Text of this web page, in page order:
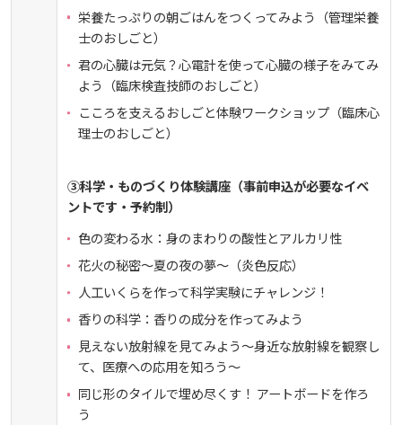
図書館だより『Library News』
お知らせ
栄養たっぷりの朝ごはんをつくってみよう（管理栄養
士のおしごと）
君の心臓は元気？心電計を使って心臓の様子をみてみ
よう（臨床検査技師のおしごと）
こころを支えるおしごと体験ワークショップ（臨床心
理士のおしごと）
③科学・ものづくり体験講座（事前申込が必要なイベ
ントです・予約制）
色の変わる水：身のまわりの酸性とアルカリ性
花火の秘密～夏の夜の夢～（炎色反応）
人工いくらを作って科学実験にチャレンジ！
香りの科学：香りの成分を作ってみよう
見えない放射線を見てみよう～身近な放射線を観察し
て、医療への応用を知ろう～
同じ形のタイルで埋め尽くす！ アートボードを作ろ
う